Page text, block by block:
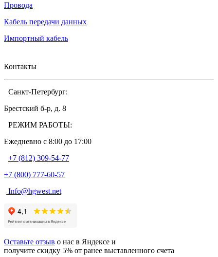
Провода
Кабель передачи данных
Импортный кабель
Контакты
Санкт-Петербург:
Брестский б-р, д. 8
РЕЖИМ РАБОТЫ:
Ежедневно c 8:00 до 17:00
+7 (812) 309-54-77
+7 (800) 777-60-57
Info@hgwest.net
Оставьте отзыв о нас в Яндексе и
получите скидку 5% от ранее выставленного счета